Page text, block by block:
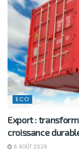
ECO
Export :
croissance
6 AOÛT 2026